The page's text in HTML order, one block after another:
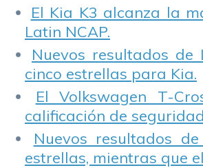
El Kia K3 alcanza la
Latin NCAP.
Nuevos resultados
cinco estrellas para Kia.
El Volkswagen T-
calificación de
Nuevos resultados
estrellas, mientras que